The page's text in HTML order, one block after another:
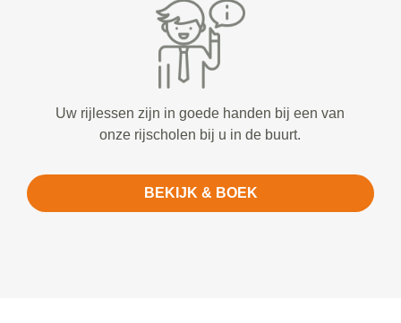
Uw rijlessen zijn in goede handen bij een van
onze rijscholen bij u in de buurt.
BEKIJK & BOEK